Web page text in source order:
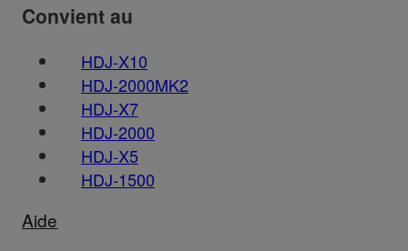
Convient au
HDJ-X10
HDJ-2000MK2
HDJ-X7
HDJ-2000
HDJ-X5
HDJ-1500
Aide